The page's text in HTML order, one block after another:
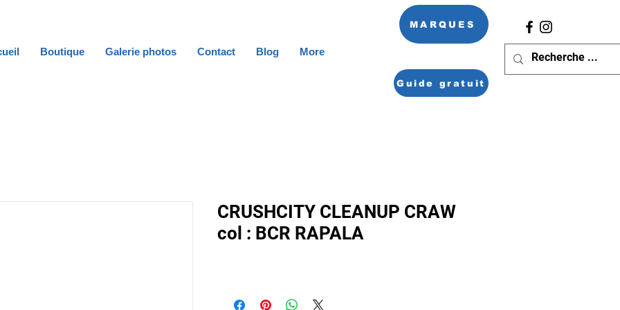
Boutique Galerie photos Contact Blog More
MARQUES
Guide gratuit
CRUSHCITY CLEANUP CRAW
col : BCR RAPALA